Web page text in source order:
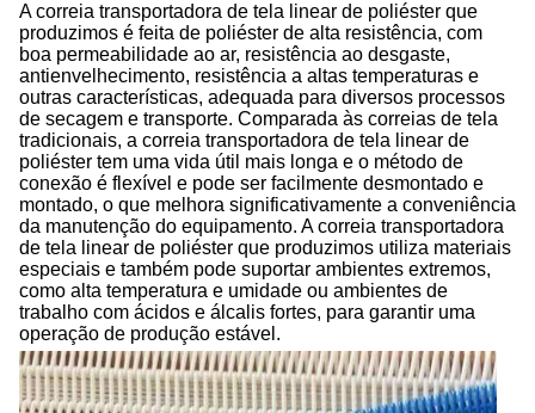
A correia transportadora de tela linear de poliéster que
produzimos é feita de poliéster de alta resistência, com
boa permeabilidade ao ar, resistência ao desgaste,
antienvelhecimento, resistência a altas temperaturas e
outras características, adequada para diversos processos
de secagem e transporte. Comparada às correias de tela
tradicionais, a correia transportadora de tela linear de
poliéster tem uma vida útil mais longa e o método de
conexão é flexível e pode ser facilmente desmontado e
montado, o que melhora significativamente a conveniência
da manutenção do equipamento. A correia transportadora
de tela linear de poliéster que produzimos utiliza materiais
especiais e também pode suportar ambientes extremos,
como alta temperatura e umidade ou ambientes de
trabalho com ácidos e álcalis fortes, para garantir uma
operação de produção estável.